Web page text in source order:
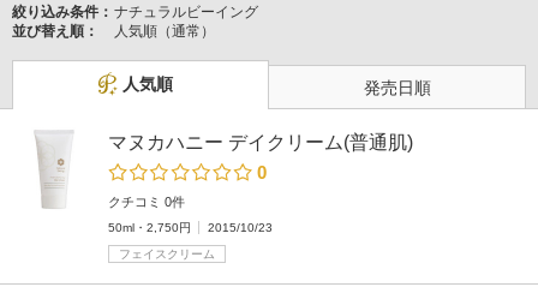
絞り込み条件： ナチュラルビーイング
並び替え順：
人気順（通常）
人気順 発売日順
マヌカハニー デイクリーム(普通肌)
0
クチコミ 0件
50ml・2,750円
2015/10/23
フェイスクリーム